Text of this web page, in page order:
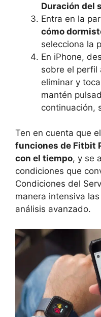
Duración del
Entra en la
cómo
selecciona la
En iPhone,
sobre el perfil
eliminar y
mantén
continuación,
Ten en cuenta que el
funciones de Fitbit
con el tiempo, y se
condiciones que
Condiciones del
manera intensiva
análisis avanzado.